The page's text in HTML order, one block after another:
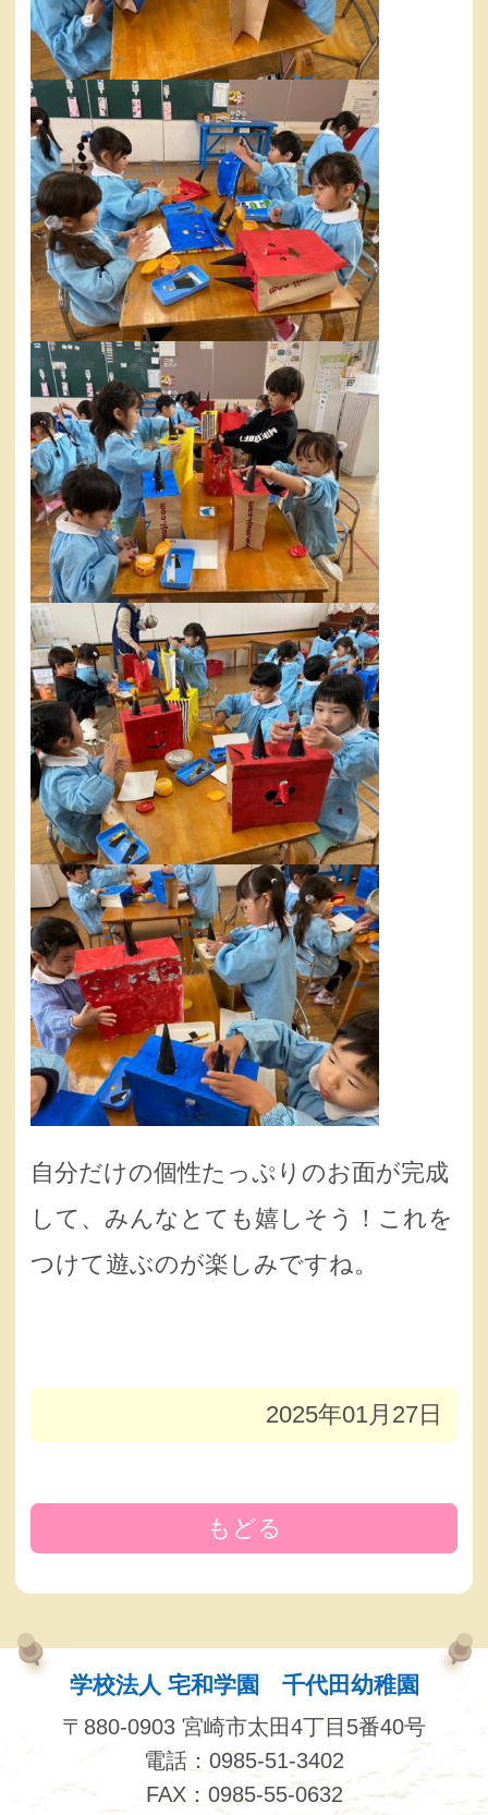
自分だけの個性たっぷりのお面が完成
して、みんなとても嬉しそう！これを
つけて遊ぶのが楽しみですね。
2025年01月27日
もどる
学校法人 宅和学園 千代田幼稚園
〒880-0903 宮崎市太田4丁目5番40号
電話：0985-51-3402
FAX：0985-55-0632